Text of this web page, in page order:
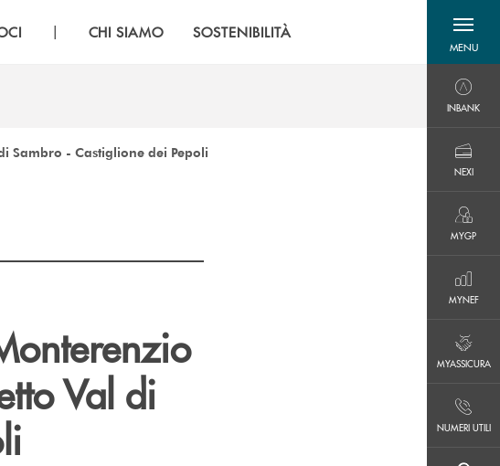
| CHI SIAMO SOSTENIBILITÀ
MENU
menu
INBANK
NEXI
MYGP
MYNEF
MYASSICURA
NUMERI UTILI
Sambro - Castiglione dei Pepoli
Val di